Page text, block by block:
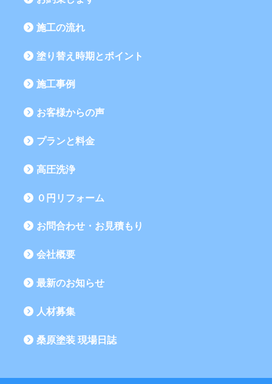
施工の流れ
塗り替え時期とポイント
施工事例
お客様からの声
プランと料金
高圧洗浄
０円リフォーム
お問合わせ・お見積もり
会社概要
最新のお知らせ
人材募集
桑原塗装 現場日誌